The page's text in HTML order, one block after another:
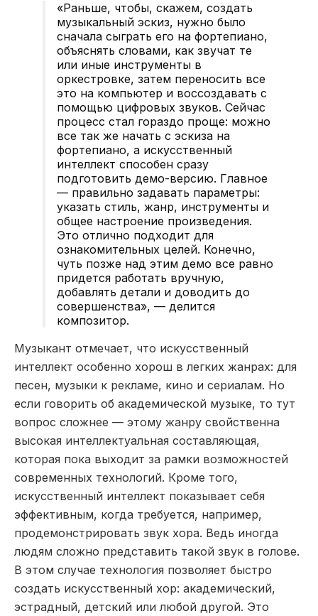
«Раньше, чтобы, скажем, создать
музыкальный эскиз, нужно было
сначала сыграть его на фортепиано,
объяснять словами, как звучат те
или иные инструменты в
оркестровке, затем переносить все
это на компьютер и воссоздавать с
помощью цифровых звуков. Сейчас
процесс стал гораздо проще: можно
все так же начать с эскиза на
фортепиано, а искусственный
интеллект способен сразу
подготовить демо-версию. Главное
— правильно задавать параметры:
указать стиль, жанр, инструменты и
общее настроение произведения.
Это отлично подходит для
ознакомительных целей. Конечно,
чуть позже над этим демо все равно
придется работать вручную,
добавлять детали и доводить до
совершенства», — делится
композитор.
Музыкант отмечает, что искусственный
интеллект особенно хорош в легких жанрах: для
песен, музыки к рекламе, кино и сериалам. Но
если говорить об академической музыке, то тут
вопрос сложнее — этому жанру свойственна
высокая интеллектуальная составляющая,
которая пока выходит за рамки возможностей
современных технологий. Кроме того,
искусственный интеллект показывает себя
эффективным, когда требуется, например,
продемонстрировать звук хора. Ведь иногда
людям сложно представить такой звук в голове.
В этом случае технология позволяет быстро
создать искусственный хор: академический,
эстрадный, детский или любой другой. Это